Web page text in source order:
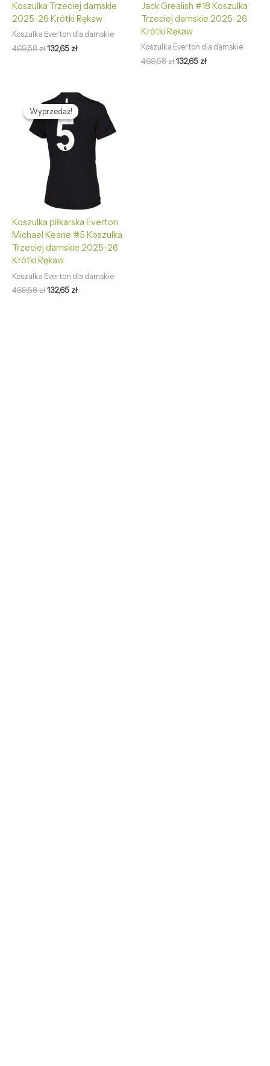
Koszulka Trzeciej damskie
2025-26 Krótki Rękaw
Koszulka Everton dla damskie
469,58zł132,65 zł
Jack Grealish #18 Koszulka
Trzeciej damskie 2025-26
Krótki Rękaw
Koszulka Everton dla damskie
469,58zł132,65 zł
Wyprzedaż!
Wyprzedaż!
Koszulka piłkarska Everton
Michael Keane #5 Koszulka
Trzeciej damskie 2025-26
Krótki Rękaw
Koszulka Everton dla damskie
469,58zł
Pierwotna
cena
wynosiła:
469,58 zł.
132,65 zł
Aktualna
cena
wynosi: